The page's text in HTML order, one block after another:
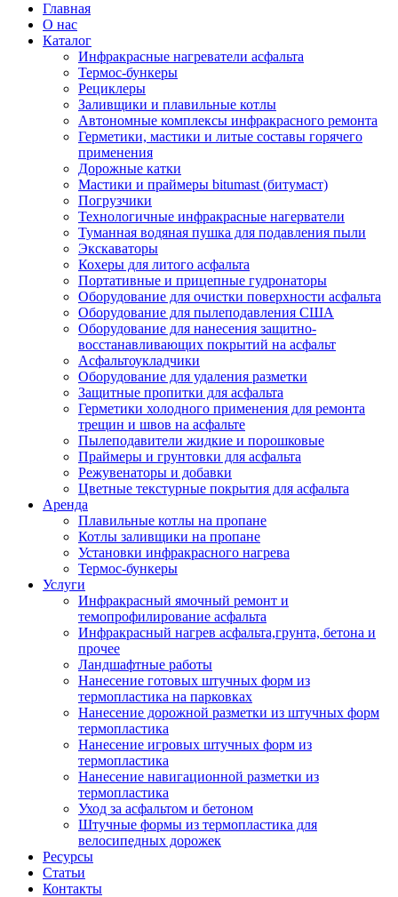
Главная
О нас
Каталог
Инфракрасные нагреватели асфальта
Термос-бункеры
Рециклеры
Заливщики и плавильные котлы
Автономные комплексы инфракрасного ремонта
Герметики, мастики и литые составы горячего
применения
Дорожные катки
Мастики и праймеры bitumast (битумаст)
Погрузчики
Технологичные инфракрасные нагерватели
Туманная водяная пушка для подавления пыли
Экскаваторы
Кохеры для литого асфальта
Портативные и прицепные гудронаторы
Оборудование для очистки поверхности асфальта
Оборудование для пылеподавления США
Оборудование для нанесения защитно-
восстанавливающих покрытий на асфальт
Асфальтоукладчики
Оборудование для удаления разметки
Защитные пропитки для асфальта
Герметики холодного применения для ремонта
трещин и швов на асфальте
Пылеподавители жидкие и порошковые
Праймеры и грунтовки для асфальта
Режувенаторы и добавки
Цветные текстурные покрытия для асфальта
Аренда
Плавильные котлы на пропане
Котлы заливщики на пропане
Установки инфракрасного нагрева
Термос-бункеры
Услуги
Инфракрасный ямочный ремонт и
темопрофилирование асфальта
Инфракрасный нагрев асфальта,грунта, бетона и
прочее
Ландшафтные работы
Нанесение готовых штучных форм из
термопластика на парковках
Нанесение дорожной разметки из штучных форм
термопластика
Нанесение игровых штучных форм из
термопластика
Нанесение навигационной разметки из
термопластика
Уход за асфальтом и бетоном
Штучные формы из термопластика для
велосипедных дорожек
Ресурсы
Статьи
Контакты